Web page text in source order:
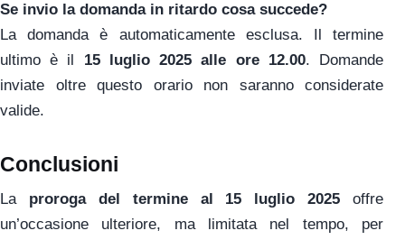
Se invio la domanda in ritardo cosa succede?
La domanda è automaticamente esclusa. Il termine
ultimo è il 15 luglio 2025 alle ore 12.00. Domande
inviate oltre questo orario non saranno considerate
valide.
Conclusioni
La proroga del termine al 15 luglio 2025 offre
un’occasione ulteriore, ma limitata nel tempo, per